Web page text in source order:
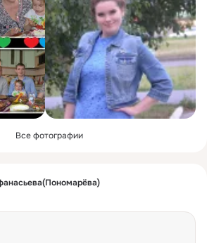
Все фотографии